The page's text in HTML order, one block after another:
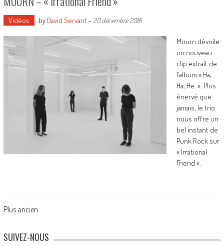
Vidéos by David Servant- 20 décembre 2016
Mourn dévoile
un nouveau
clip extrait de
l’album « Ha,
Ha, He. ». Plus
énervé que
jamais, le trio
nous offre un
bel instant de
Punk Rock sur
« Irrational
Friend ».
Posts
navigation
Plus ancien
SUIVEZ-NOUS